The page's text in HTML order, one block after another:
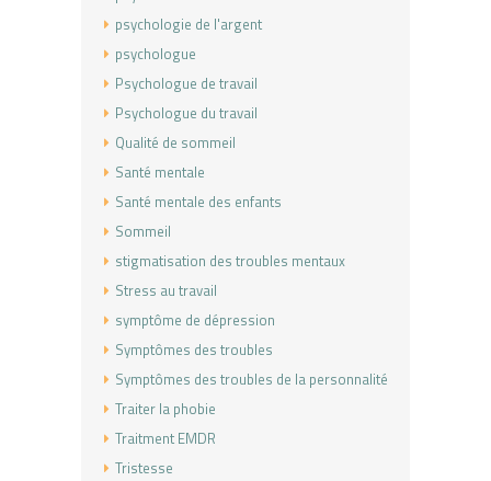
psychologie de l'argent
psychologue
Psychologue de travail
Psychologue du travail
Qualité de sommeil
Santé mentale
Santé mentale des enfants
Sommeil
stigmatisation des troubles mentaux
Stress au travail
symptôme de dépression
Symptômes des troubles
Symptômes des troubles de la personnalité
Traiter la phobie
Traitment EMDR
Tristesse